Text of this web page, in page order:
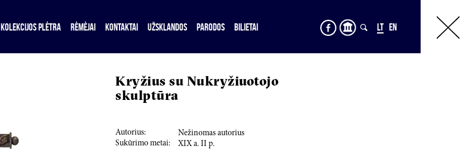
KOLEKCIJOS PLĖTRA RĖMĖJAI KONTAKTAI UŽSKLANDOS PARODOS BILIETAI LT EN
Kryžius su Nukryžiuotojo
skulptūra
Autorius:
Nežinomas autorius
Sukūrimo metai:
XIX a. II p.